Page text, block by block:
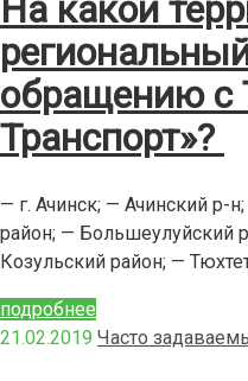
На какой
обращению
Транспорт»?
— г. Ачинск; — Ачинский р-
район; — Большеулуйский
Козульский район; —
подробнее
21.02.2019 Часто